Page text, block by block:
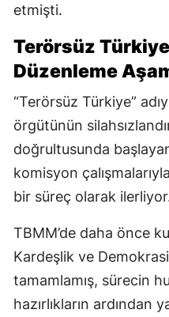
etmişti.
Terörsüz
Düzenleme
“Terörsüz Türkiye”
örgütünün
doğrultusunda
komisyon
bir süreç olarak
TBMM’de daha önce
Kardeşlik ve Demokrasi
tamamlamış, sürecin
hazırlıkların ardından